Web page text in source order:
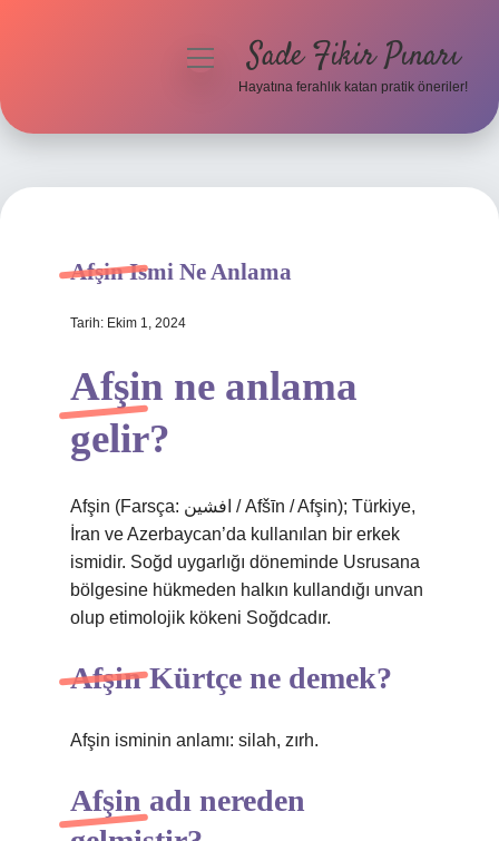
Hakkımızda
menüyüSade Fikir Pınarı
Hayatına ferahlık katan pratik öneriler!
Afşin Ismi Ne Anlama
Tarih: Ekim 1, 2024
Afşin ne anlama
gelir?
Afşin (Farsça: افشین‎ / Afšīn / Afşin); Türkiye,
İran ve Azerbaycan’da kullanılan bir erkek
ismidir. Soğd uygarlığı döneminde Usrusana
bölgesine hükmeden halkın kullandığı unvan
olup etimolojik kökeni Soğdcadır.
Afşin Kürtçe ne demek?
Afşin isminin anlamı: silah, zırh.
Afşin adı nereden